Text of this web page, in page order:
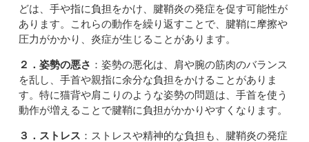
どは、手や指に負担をかけ、腱鞘炎の発症を促す可能性が
あります。これらの動作を繰り返すことで、腱鞘に摩擦や
圧力がかかり、炎症が生じることがあります。
２．姿勢の悪さ ：姿勢の悪化は、肩や腕の筋肉のバランス
を乱し、手首や親指に余分な負担をかけることがありま
す。特に猫背や肩こりのような姿勢の問題は、手首を使う
動作が増えることで腱鞘に負担がかかりやすくなります。
３．ストレス ：ストレスや精神的な負担も、腱鞘炎の発症